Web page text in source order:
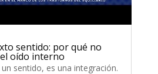
sentido: por qué no
oído interno
sentido, es una integración.